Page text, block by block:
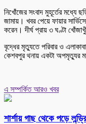
নিখোঁজের সংবাদ মুহূর্তের মধ্যে
জামায়। খবর পেয়ে ফায়ার
করেন। দীর্ঘ প্রায় ৩ ঘণ্টা
বৃদ্ধের মৃত্যুতে পরিবার ও
কেশবপুর থনায় একটা অপমৃত্যুর
এ সম্পর্কিত আরও খবর
শার্শায় গাছ থেকে পড়ে